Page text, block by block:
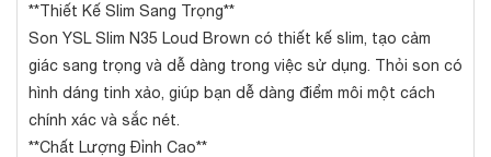
**Thiết Kế Slim Sang Trọng**
Son YSL Slim N35 Loud Brown có thiết kế slim, tạo cảm
giác sang trọng và dễ dàng trong việc sử dụng. Thỏi son có
hình dáng tinh xảo, giúp bạn dễ dàng điểm môi một cách
chính xác và sắc nét.
**Chất Lượng Đỉnh Cao**